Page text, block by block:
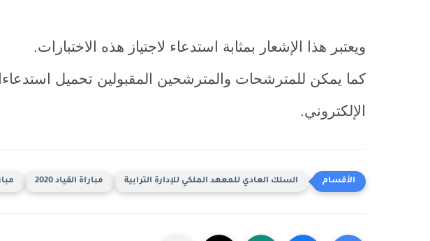
ويعتبر هذا الإشعار بمثابة استدعاء لاجتياز هذه الاختبارات.
كما يمكن للمترشحات والمترشحين المقبولين تحميل
الإلكتروني.
السلك العادي للمعهد الملكي للإدارة الترابية مباراة القياد 2020